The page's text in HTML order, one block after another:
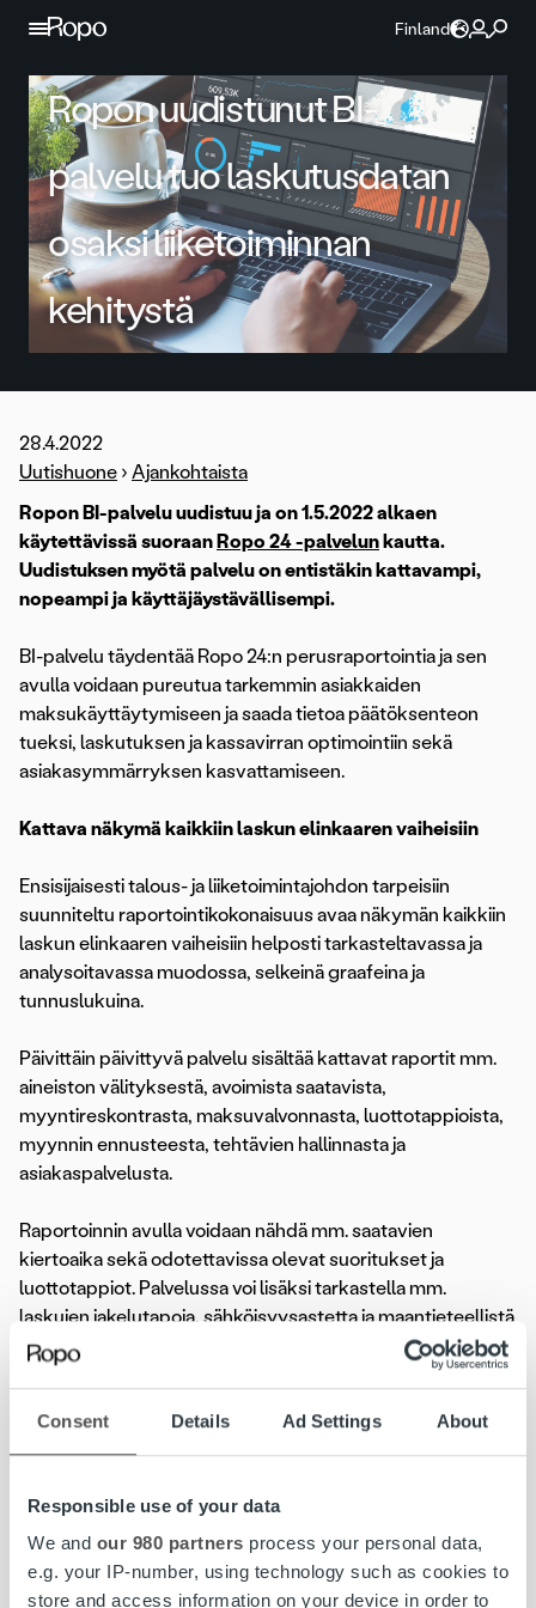
Consent Details Ad Settings About
Responsible use of your data
We and our 980 partners process your personal data,
e.g. your IP-number, using technology such as cookies to
store and access information on your device in order to
Jatka sisältöön
Finland
Ropon uudistunut BI-
palvelu tuo laskutusdatan
osaksi liiketoiminnan
kehitystä
28.4.2022
Uutishuone › Ajankohtaista
Ropon BI-palvelu uudistuu ja on 1.5.2022 alkaen
käytettävissä suoraan Ropo 24 -palvelun kautta.
Uudistuksen myötä palvelu on entistäkin kattavampi,
nopeampi ja käyttäjäystävällisempi.
BI-palvelu täydentää Ropo 24:n perusraportointia ja sen
avulla voidaan pureutua tarkemmin asiakkaiden
maksukäyttäytymiseen ja saada tietoa päätöksenteon
tueksi, laskutuksen ja kassavirran optimointiin sekä
asiakasymmärryksen kasvattamiseen.
Kattava näkymä kaikkiin laskun elinkaaren vaiheisiin
Ensisijaisesti talous- ja liiketoimintajohdon tarpeisiin
suunniteltu raportointikokonaisuus avaa näkymän kaikkiin
laskun elinkaaren vaiheisiin helposti tarkasteltavassa ja
analysoitavassa muodossa, selkeinä graafeina ja
tunnuslukuina.
Päivittäin päivittyvä palvelu sisältää kattavat raportit mm.
aineiston välityksestä, avoimista saatavista,
myyntireskontrasta, maksuvalvonnasta, luottotappioista,
myynnin ennusteesta, tehtävien hallinnasta ja
asiakaspalvelusta.
Raportoinnin avulla voidaan nähdä mm. saatavien
kiertoaika sekä odotettavissa olevat suoritukset ja
luottotappiot. Palvelussa voi lisäksi tarkastella mm.
laskujen jakelutapoja, sähköisyysastetta ja maantieteellistä
jakautumista sekä avoimien saatavien ja maksusuoritusten
tilannetta. Myös maksuaika, maksuviive, tehtävien tila
helposti seurattavissa. Tietoja voidaan tarkastella
konsernitasolla tai yhtiöittäin.
Maksuton kokeilujakso uusille BI-palvelun käyttäjille
Tarjoamme asiakkaillemme maksuttoman kokeilujakson,